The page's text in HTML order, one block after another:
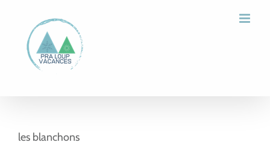
contenu
les blanchons